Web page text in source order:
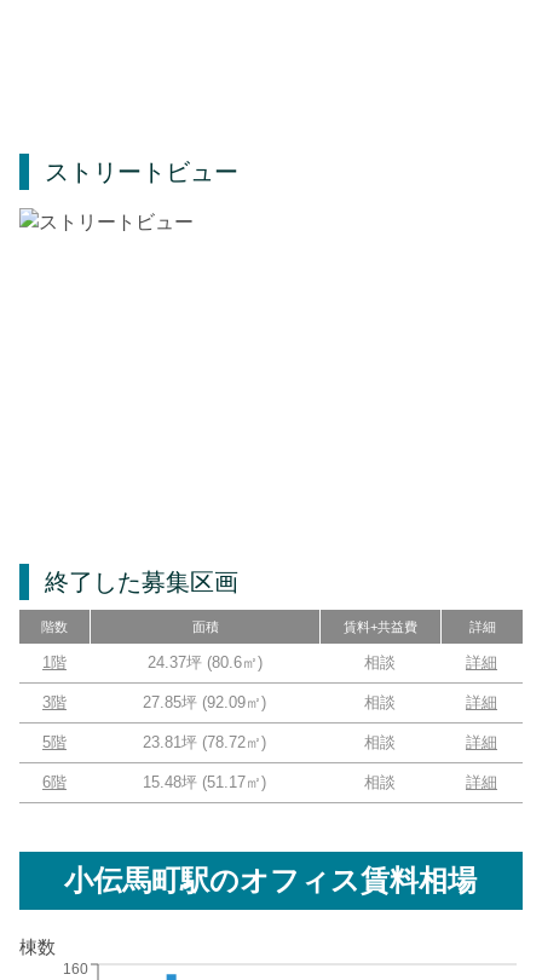
ストリートビュー
終了した募集区画
階数 面積 賃料+共益費 詳細
1階 24.37坪 (80.6㎡) 相談 詳細
3階 27.85坪 (92.09㎡) 相談 詳細
5階 23.81坪 (78.72㎡) 相談 詳細
6階 15.48坪 (51.17㎡) 相談 詳細
小伝馬町駅のオフィス賃料相場
棟数
160